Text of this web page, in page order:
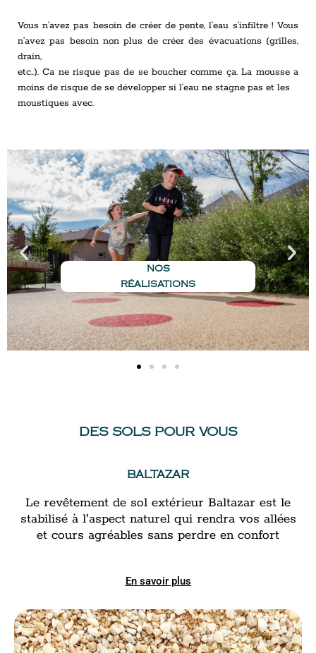
Vous n’avez pas besoin de créer de pente, l’eau s’infiltre ! Vous
n’avez pas besoin non plus de créer des évacuations (grilles,
drain,
etc..). Ca ne risque pas de se boucher comme ça. La mousse a
moins de risque de se développer si l’eau ne stagne pas et les
moustiques avec.
NOS
RÉALISATIONS
DES SOLS POUR VOUS
BALTAZAR
Le revêtement de sol extérieur Baltazar est le
stabilisé à l’aspect naturel qui rendra vos allées
et cours agréables sans perdre en confort
En savoir plus